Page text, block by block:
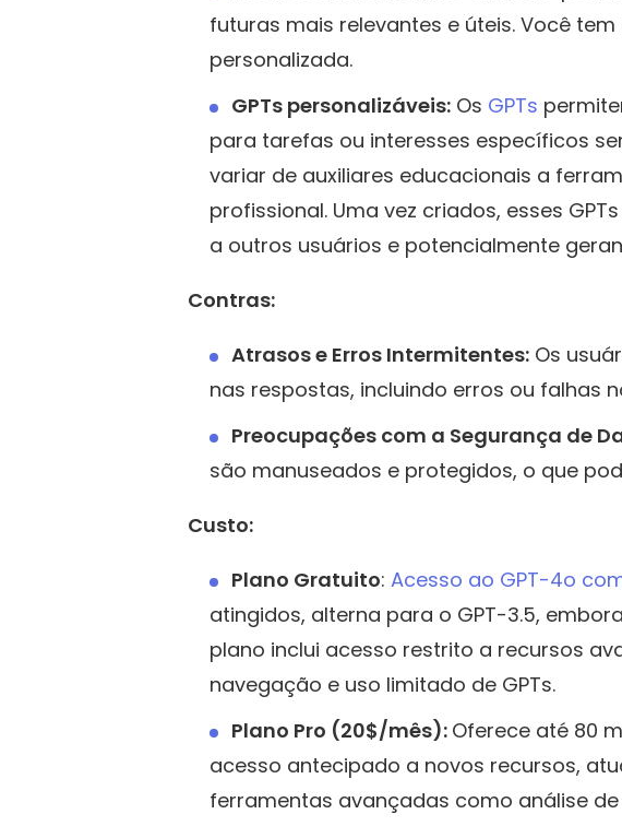
futuras mais relevantes e úteis. Você
personalizada.
GPTs personalizáveis: Os GPTs
para tarefas ou interesses específicos
variar de auxiliares educacionais a
profissional. Uma vez criados, esses
a outros usuários e potencialmente
Contras:
Atrasos e Erros Intermitentes: Os
nas respostas, incluindo erros ou falhas
Preocupações com a Segurança de
são manuseados e protegidos, o que
Custo:
Plano Gratuito: Acesso ao GPT-4o
atingidos, alterna para o GPT-3.5,
plano inclui acesso restrito a recursos
navegação e uso limitado de GPTs.
Plano Pro (20$/mês): Oferece até 80
acesso antecipado a novos recursos,
ferramentas avançadas como análise